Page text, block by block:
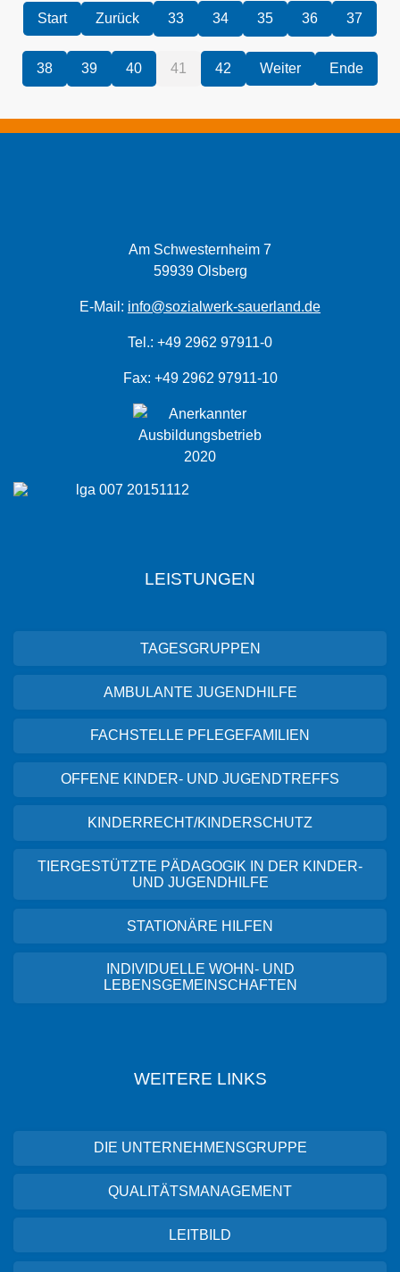
33 34 35 36 37
38 39 40 41 42
Am Schwesternheim 7
59939 Olsberg
E-Mail: info@sozialwerk-sauerland.de
Tel.: +49 2962 97911-0
Fax: +49 2962 97911-10
LEISTUNGEN
TAGESGRUPPEN
AMBULANTE JUGENDHILFE
FACHSTELLE PFLEGEFAMILIEN
OFFENE KINDER- UND JUGENDTREFFS
KINDERRECHT/KINDERSCHUTZ
TIERGESTÜTZTE PÄDAGOGIK IN DER KINDER-
UND JUGENDHILFE
STATIONÄRE HILFEN
INDIVIDUELLE WOHN- UND
LEBENSGEMEINSCHAFTEN
WEITERE LINKS
DIE UNTERNEHMENSGRUPPE
QUALITÄTSMANAGEMENT
LEITBILD